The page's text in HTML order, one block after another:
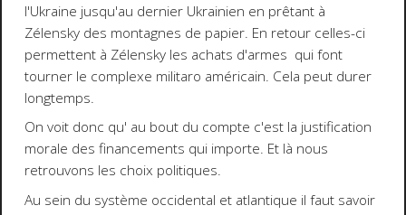
l'Ukraine jusqu'au dernier Ukrainien en prêtant à
Zélensky des montagnes de papier. En retour celles-ci
permettent à Zélensky les achats d'armes qui font
tourner le complexe militaro américain. Cela peut durer
longtemps.
On voit donc qu' au bout du compte c'est la justification
morale des financements qui importe. Et là nous
retrouvons les choix politiques.
Au sein du système occidental et atlantique il faut savoir